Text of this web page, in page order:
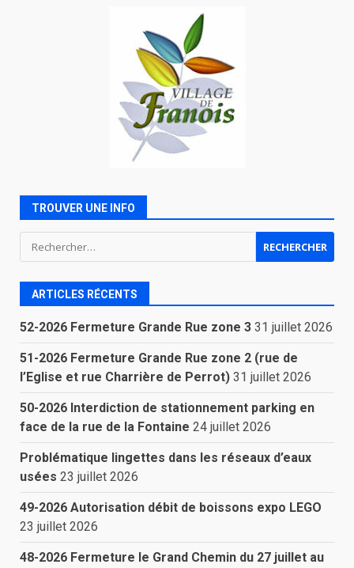
TROUVER UNE INFO
Rechercher :
ARTICLES RÉCENTS
52-2026 Fermeture Grande Rue zone 3 31 juillet 2026
51-2026 Fermeture Grande Rue zone 2 (rue de
l’Eglise et rue Charrière de Perrot) 31 juillet 2026
50-2026 Interdiction de stationnement parking en
face de la rue de la Fontaine 24 juillet 2026
Problématique lingettes dans les réseaux d’eaux
usées 23 juillet 2026
49-2026 Autorisation débit de boissons expo LEGO
23 juillet 2026
48-2026 Fermeture le Grand Chemin du 27 juillet au